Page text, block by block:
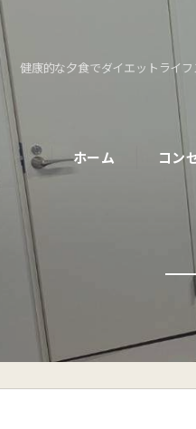
健康的な夕食でダイエットライ
ホーム コン